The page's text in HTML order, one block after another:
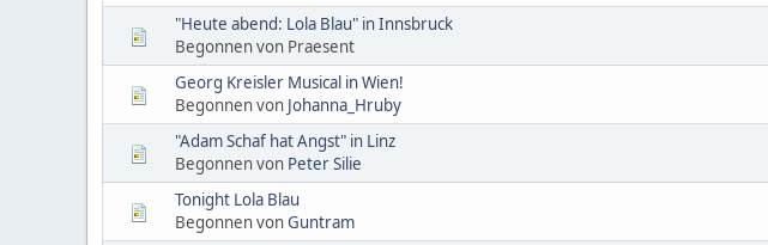
"Heute abend: Lola Blau" in Innsbruck
Begonnen von Praesent
Georg Kreisler Musical in Wien!
Begonnen von Johanna_Hruby
"Adam Schaf hat Angst" in Linz
Begonnen von Peter Silie
Tonight Lola Blau
Begonnen vonGuntram